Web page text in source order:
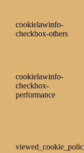
cookielawinfo-
checkbox-others
cookielawinfo-
checkbox-
performance